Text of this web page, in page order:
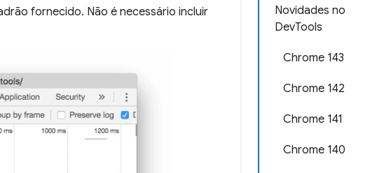
Novidades no
DevTools
Chrome 143
Chrome 142
Chrome 141
Chrome 140
fornecido. Não é necessário incluir